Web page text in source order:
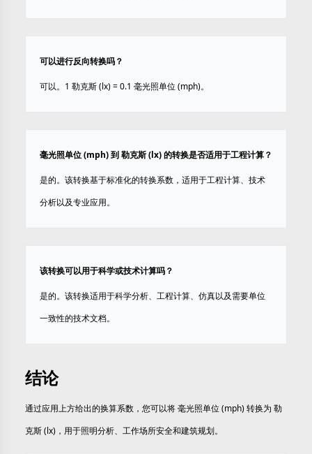
可以进行反向转换吗？
可以。1 勒克斯 (lx) = 0.1 毫光照单位 (mph)。
毫光照单位 (mph) 到 勒克斯 (lx) 的转换是否适用于工程计算？
是的。该转换基于标准化的转换系数，适用于工程计算、技术
分析以及专业应用。
该转换可以用于科学或技术计算吗？
是的。该转换适用于科学分析、工程计算、仿真以及需要单位
一致性的技术文档。
结论
通过应用上方给出的换算系数，您可以将 毫光照单位 (mph) 转换为 勒
克斯 (lx)，用于照明分析、工作场所安全和建筑规划。